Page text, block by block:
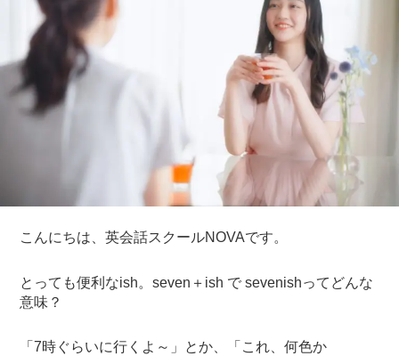
こんにちは、英会話スクールNOVAです。
とっても便利なish。seven＋ish で sevenishってどんな
意味？
「7時ぐらいに行くよ～」とか、「これ、何色か